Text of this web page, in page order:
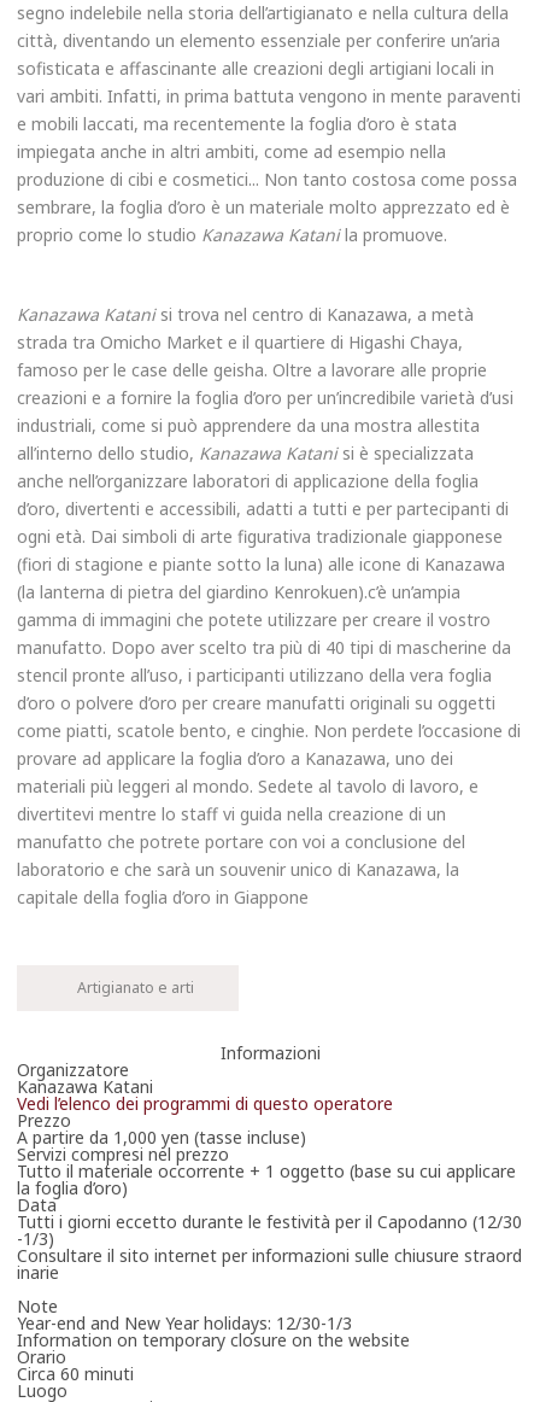
segno indelebile nella storia dell’artigianato e nella cultura della
città, diventando un elemento essenziale per conferire un’aria
sofisticata e affascinante alle creazioni degli artigiani locali in
vari ambiti. Infatti, in prima battuta vengono in mente paraventi
e mobili laccati, ma recentemente la foglia d’oro è stata
impiegata anche in altri ambiti, come ad esempio nella
produzione di cibi e cosmetici... Non tanto costosa come possa
sembrare, la foglia d’oro è un materiale molto apprezzato ed è
proprio come lo studio Kanazawa Katanila promuove.
Kanazawa Katanisi trova nel centro di Kanazawa, a metà
strada tra Omicho Market e il quartiere di Higashi Chaya,
famoso per le case delle geisha. Oltre a lavorare alle proprie
creazioni e a fornire la foglia d’oro per un’incredibile varietà d’usi
industriali, come si può apprendere da una mostra allestita
all’interno dello studio, Kanazawa Katanisi è specializzata
anche nell’organizzare laboratori di applicazione della foglia
d’oro, divertenti e accessibili, adatti a tutti e per partecipanti di
ogni età. Dai simboli di arte figurativa tradizionale giapponese
(fiori di stagione e piante sotto la luna) alle icone di Kanazawa
(la lanterna di pietra del giardino Kenrokuen).c’è un’ampia
gamma di immagini che potete utilizzare per creare il vostro
manufatto. Dopo aver scelto tra più di 40 tipi di mascherine da
stencil pronte all’uso, i participanti utilizzano della vera foglia
d’oro o polvere d’oro per creare manufatti originali su oggetti
come piatti, scatole bento, e cinghie. Non perdete l’occasione di
provare ad applicare la foglia d’oro a Kanazawa, uno dei
materiali più leggeri al mondo. Sedete al tavolo di lavoro, e
divertitevi mentre lo staff vi guida nella creazione di un
manufatto che potrete portare con voi a conclusione del
laboratorio e che sarà un souvenir unico di Kanazawa, la
capitale della foglia d’oro in Giappone
Artigianato e arti
Informazioni
Organizzatore
Kanazawa Katani
Vedi l’elenco dei programmi di questo operatore
Prezzo
A partire da 1,000 yen (tasse incluse)
Servizi compresi nel prezzo
Tutto il materiale occorrente + 1 oggetto (base su cui applicare
la foglia d’oro)
Data
Tutti i giorni eccetto durante le festività per il Capodanno (12/30
-1/3)
Consultare il sito internet per informazioni sulle chiusure straord
inarie
Note
Year-end and New Year holidays: 12/30-1/3
Information on temporary closure on the website
Orario
Circa 60 minuti
Luogo